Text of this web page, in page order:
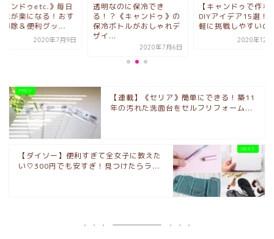
ャンドゥetc.》毎日
除が楽になる！おす
掃除＆便利グッ...
2020年7月9日
透明なのに保冷でき
る！？《キャンドゥ》の
保冷ボトルがおしゃれデ
ザイ...
2020年7月6日
【キャンドゥで作れ
DIYアイデア15選！
軽に挑戦しやすいの
2020年12
【連載】《セリア》簡単にできる！築11
年の汚れた洗面台をセルフリフォーム...
【ダイソー】便利すぎて全女子に教えた
い♡300円でも安すぎ！見つけたらラ...